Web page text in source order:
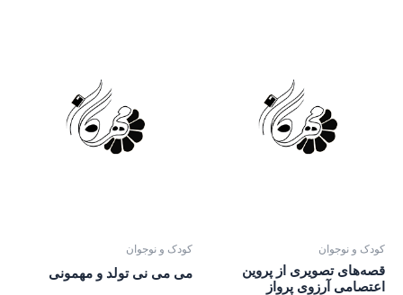
کودک و نوجوان
قصه‌های تصویری از پروین
اعتصامی آرزوی پرواز
کودک و نوجوان
می می نی تولد و مهمونی